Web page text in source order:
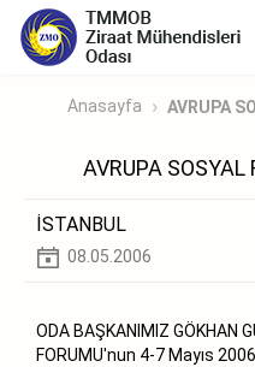
Anasayfa AVRUPA
AVRUPA
İSTANBUL
08.05.2006
ODA BAŞKANIMIZ GÖKHAN
FORUMU'nun 4-7 Mayıs